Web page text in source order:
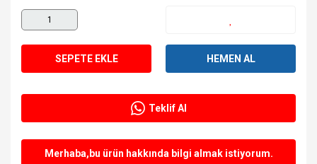
SEPETE EKLE HEMEN AL
Teklif Al
Merhaba,bu ürün hakkında bilgi almak istiyorum.